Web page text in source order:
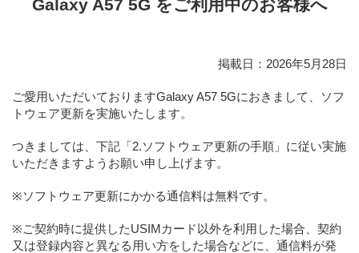
Galaxy A57 5G をご利用中のお客様へ
掲載日：2026年5月28日
ご愛用いただいておりますGalaxy A57 5Gにおきまして、ソフ
トウェア更新を実施いたします。
つきましては、下記 「2.ソフトウェア更新の手順」 に従い実施
いただきますようお願い申し上げます。
※ソフトウェア更新にかかる通信料は無料です。
※ご契約時に提供したUSIMカード以外を利用した場合、契約
又は登録内容と異なる用い方をした場合などに、通信料が発